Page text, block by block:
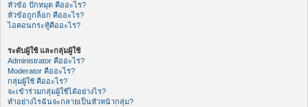
หัวข้อ ปักหมุด คืออะไร?
หัวข้อถูกล็อก คืออะไร?
ไอคอนกระทู้คืออะไร?
ระดับผู้ใช้ และกลุ่มผู้ใช้
Administrator คืออะไร?
Moderator คืออะไร?
กลุ่มผู้ใช้ คืออะไร?
จะเข้าร่วมกลุ่มผู้ใช้ได้อย่างไร?
ทำอย่างไรฉันจะกลายเป็นหัวหน้ากลุ่ม?